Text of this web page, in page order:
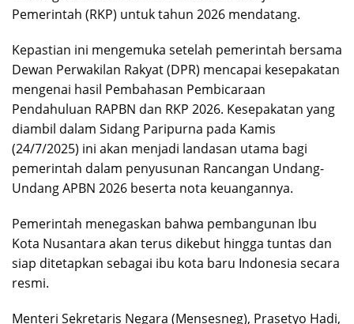
Pemerintah (RKP) untuk tahun 2026 mendatang.
Kepastian ini mengemuka setelah pemerintah bersama
Dewan Perwakilan Rakyat (DPR) mencapai kesepakatan
mengenai hasil Pembahasan Pembicaraan
Pendahuluan RAPBN dan RKP 2026. Kesepakatan yang
diambil dalam Sidang Paripurna pada Kamis
(24/7/2025) ini akan menjadi landasan utama bagi
pemerintah dalam penyusunan Rancangan Undang-
Undang APBN 2026 beserta nota keuangannya.
Pemerintah menegaskan bahwa pembangunan Ibu
Kota Nusantara akan terus dikebut hingga tuntas dan
siap ditetapkan sebagai ibu kota baru Indonesia secara
resmi.
Menteri Sekretaris Negara (Mensesneg), Prasetyo Hadi,